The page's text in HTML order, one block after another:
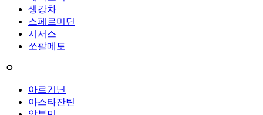
생강차
스페르미딘
시서스
쏘팔메토
ㅇ
아르기닌
아스타잔틴